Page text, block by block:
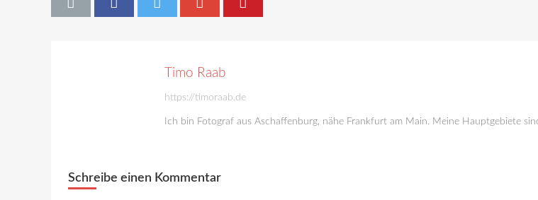
Timo Raab
https://timoraab.de
Ich bin Fotograf aus Aschaffenburg, nähe Frankfurt am Main. Meine Hauptgebiete
Schreibe einen Kommentar